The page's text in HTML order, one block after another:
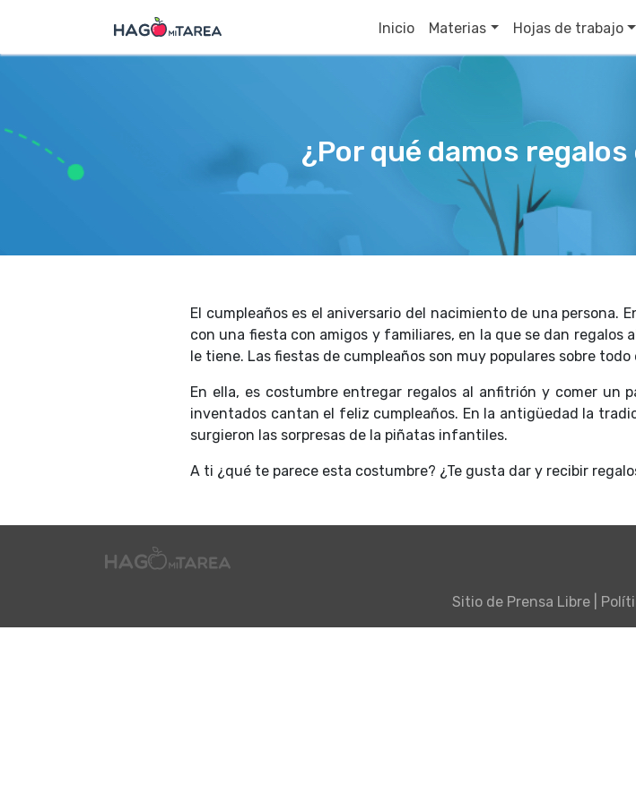
Inicio Materias Hojas de trabajo
¿Por qué damos
El cumpleaños es el aniversario del nacimiento de una persona.
con una fiesta con amigos y familiares, en la que se dan regalos
le tiene. Las fiestas de cumpleaños son muy populares sobre todo
En ella, es costumbre entregar regalos al anfitrión y comer un
inventados cantan el feliz cumpleaños. En la antigüedad la
surgieron las sorpresas de la piñatas infantiles.
A ti ¿qué te parece esta costumbre? ¿Te gusta dar y recibir
Sitio de Prensa Libre